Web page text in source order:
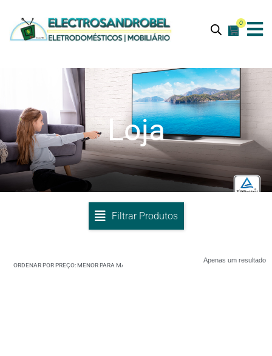
0
Loja
Filtrar Produtos
Apenas um resultado